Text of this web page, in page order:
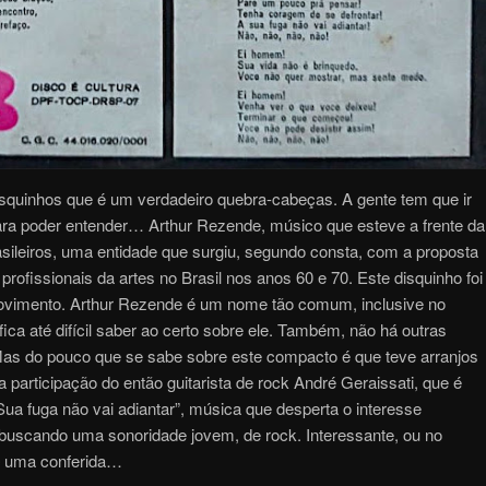
que é um verdadeiro quebra-cabeças. A gente tem que ir
poder entender… Arthur Rezende, músico que esteve a frente da
uma entidade que surgiu, segundo consta, com a proposta
da artes no Brasil nos anos 60 e 70. Este disquinho foi
Arthur Rezende é um nome tão comum, inclusive no
até difícil saber ao certo sobre ele. Também, não há outras
do pouco que se sabe sobre este compacto é que teve arranjos
participação do então guitarista de rock André Geraissati, que é
fuga não vai adiantar”, música que desperta o interesse
uma sonoridade jovem, de rock. Interessante, ou no
uma conferida…